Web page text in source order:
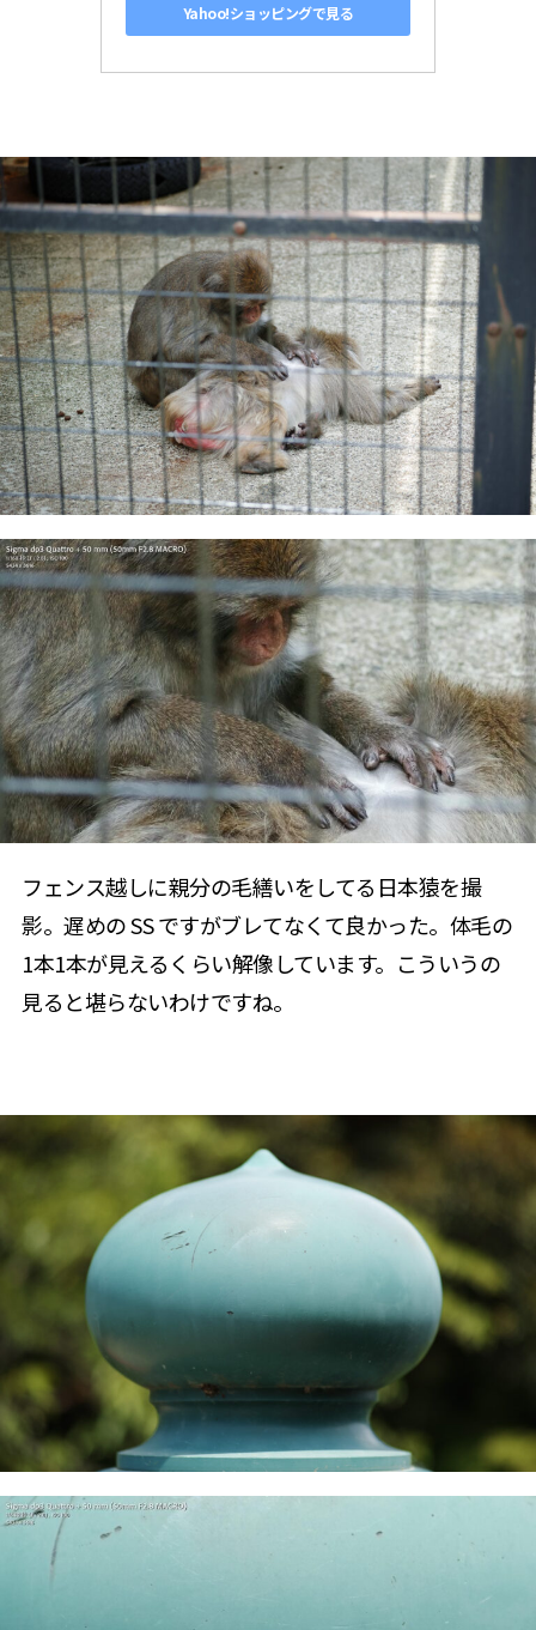
Yahoo!ショッピングで見る
フェンス越しに親分の毛繕いをしてる日本猿を撮
影。遅めの SS ですがブレてなくて良かった。体毛の
1本1本が見えるくらい解像しています。こういうの
見ると堪らないわけですね。